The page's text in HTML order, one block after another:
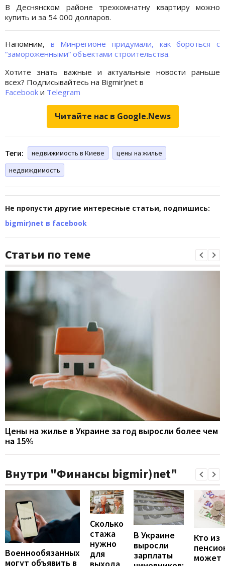
В Деснянском районе трехкомнатну квартиру можно
купить и за 54 000 долларов.
Напомним, в Минрегионе придумали, как бороться с
“замороженными“ объектами строительства.
Хотите знать важные и актуальные новости раньше
всех? Подписывайтесь на Bigmir)net в
Facebook и Telegram
Читайте нас в Google.News
Теги: недвижимость в Киеве
цены на жилье
недвиждимость
Не пропусти другие интересные статьи, подпишись:
bigmir)net в facebook
Статьи по теме
Цены на жилье в Украине за год выросли более чем
на 15%
Внутри "Финансы bigmir)net"
Военнообязанных
могут объявить в
Сколько
стажа
нужно
для
В Украине
выросли
зарплаты
Кто из
может